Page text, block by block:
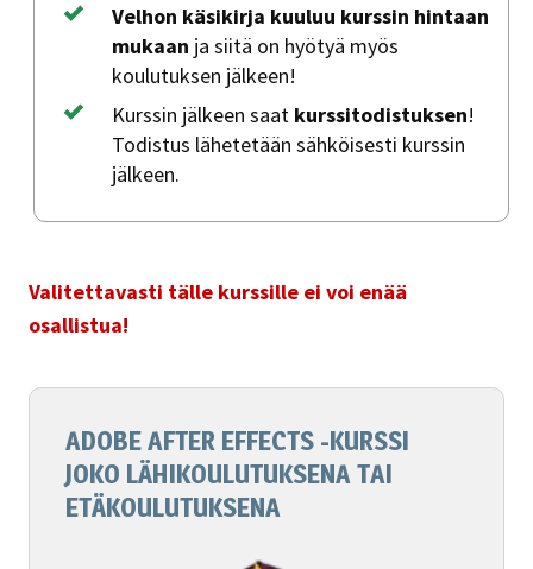
Velhon käsikirja kuuluu kurssin hintaan
mukaan ja siitä on hyötyä myös
koulutuksen jälkeen!
Kurssin jälkeen saat kurssitodistuksen!
Todistus lähetetään sähköisesti kurssin
jälkeen.
Valitettavasti tälle kurssille ei voi enää
osallistua!
ADOBE AFTER EFFECTS -KURSSI
JOKO LÄHIKOULUTUKSENA TAI
ETÄKOULUTUKSENA